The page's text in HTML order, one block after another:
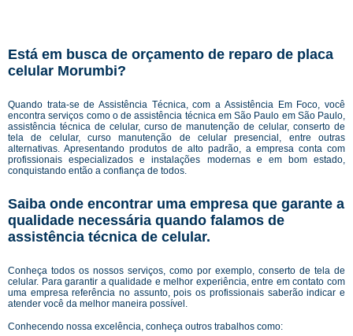
Está em busca de orçamento de reparo de placa
celular Morumbi?
Quando trata-se de Assistência Técnica, com a Assistência Em Foco, você
encontra serviços como o de assistência técnica em São Paulo em São Paulo,
assistência técnica de celular, curso de manutenção de celular, conserto de
tela de celular, curso manutenção de celular presencial, entre outras
alternativas. Apresentando produtos de alto padrão, a empresa conta com
profissionais especializados e instalações modernas e em bom estado,
conquistando então a confiança de todos.
Saiba onde encontrar uma empresa que garante a
qualidade necessária quando falamos de
assistência técnica de celular.
Conheça todos os nossos serviços, como por exemplo, conserto de tela de
celular. Para garantir a qualidade e melhor experiência, entre em contato com
uma empresa referência no assunto, pois os profissionais saberão indicar e
atender você da melhor maneira possível.
Conhecendo nossa excelência, conheça outros trabalhos como: